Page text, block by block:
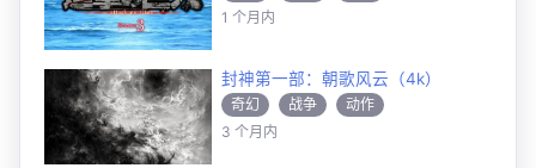
1 个月内
封神第一部：朝歌风云（4k）
奇幻 战争
动作
3 个月内